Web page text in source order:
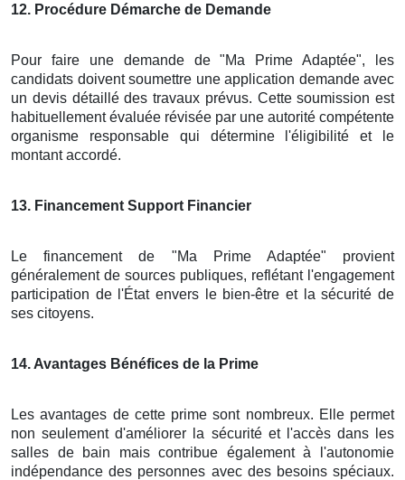
12. Procédure Démarche de Demande
Pour faire une demande de "Ma Prime Adaptée", les
candidats doivent soumettre une application demande avec
un devis détaillé des travaux prévus. Cette soumission est
habituellement évaluée révisée par une autorité compétente
organisme responsable qui détermine l'éligibilité et le
montant accordé.
13. Financement Support Financier
Le financement de "Ma Prime Adaptée" provient
généralement de sources publiques, reflétant l'engagement
participation de l'État envers le bien-être et la sécurité de
ses citoyens.
14. Avantages Bénéfices de la Prime
Les avantages de cette prime sont nombreux. Elle permet
non seulement d'améliorer la sécurité et l'accès dans les
salles de bain mais contribue également à l'autonomie
indépendance des personnes avec des besoins spéciaux.